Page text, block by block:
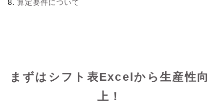
算定要件について
まずはシフト表Excelから生産性向
上！